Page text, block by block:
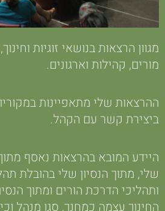
מגוון הרצאות בנושאי זוגיות
מורים, קהילות וארגונים.
ההרצאות שלי מתאפיינות
ביצירת קשר עם הקהל.
היידע המובא בהרצאות נאסף
שלי, מתוך הנסיון שלי בהובלת
ותהליכי הדרכת הורים ומתוך
החינוך עצמה כמחנך, סגן מנהל